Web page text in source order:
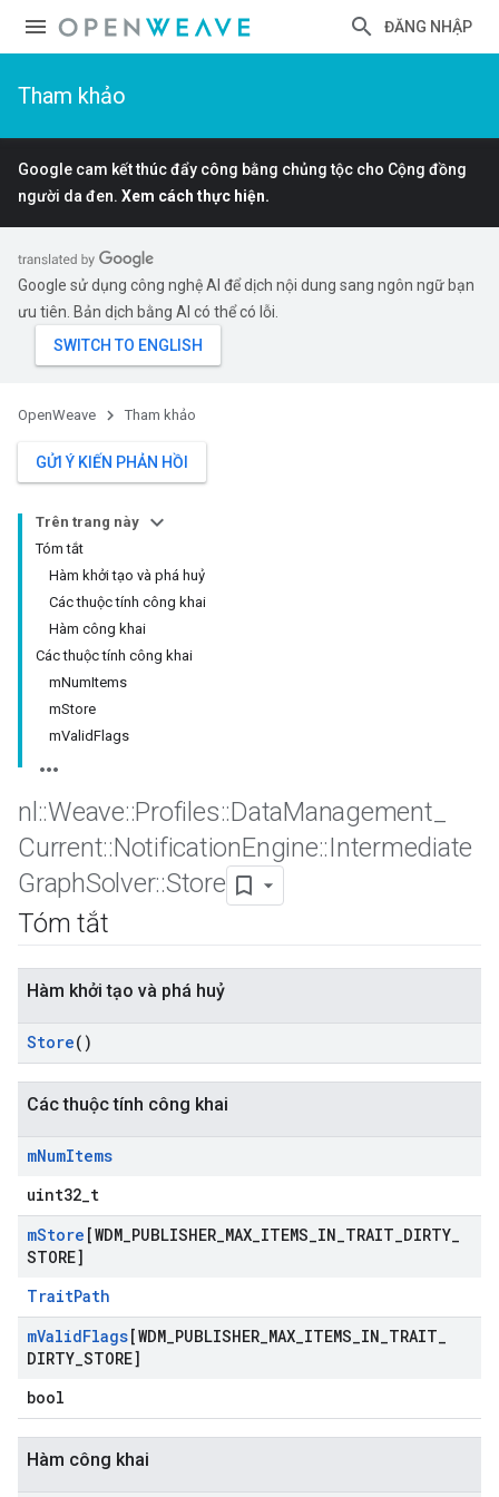
ĐĂNG NHẬP
Tham khảo
Google cam kết thúc đẩy công bằng chủng tộc cho Cộng đồng
người da đen. Xem cách thực hiện.
Google sử dụng công nghệ AI để dịch nội dung sang ngôn ngữ bạn
ưu tiên. Bản dịch bằng AI có thể có lỗi.
OpenWeave Tham khảo
GỬI Ý KIẾN PHẢN HỒI
Trên trang này
Tóm tắt
Hàm khởi tạo và phá huỷ
Các thuộc tính công khai
Hàm công khai
Các thuộc tính công khai
mNumItems
mStore
mValidFlags
nl ::Weave::Profiles::DataManagement
Current::NotificationEngine::Intermediate
GraphSolver::Store
Tóm tắt
Hàm khởi tạo và phá huỷ
Store()
Các thuộc tính công khai
mNumItems
uint32_t
mStore [WDM PUBLISHER MAX ITEMS IN TRAIT DIRTY
STORE]
TraitPath
mValidFlags[WDM PUBLISHER MAX ITEMS IN TRAIT
DIRTY STORE]
bool
Hàm công khai